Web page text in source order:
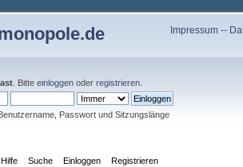
Impressum--
. Bitte einloggen oder registrieren
Passwort und Sitzungslänge
Hilfe Suche Einloggen Registrieren